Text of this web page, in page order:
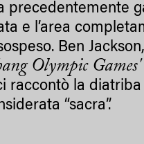
precedentemente
e l’area
Ben
Olympic Games'
raccontò la
“sacra”.